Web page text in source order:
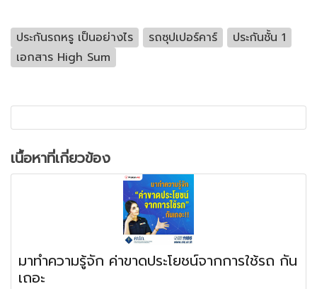
ประกันรถหรู เป็นอย่างไร รถซุปเปอร์คาร์
ประกันชั้น 1
เอกสาร High Sum
เนื้อหาที่เกี่ยวข้อง
มาทำความรู้จัก ค่าขาดประโยชน์จากการใช้รถ กัน
เถอะ